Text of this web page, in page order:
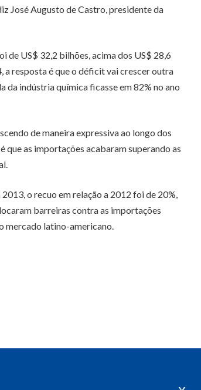
José Augusto de Castro, presidente da
de US$ 32,2 bilhões, acima dos US$ 28,6
a resposta é que o déficit vai crescer outra
da indústria química ficasse em 82% no ano
de maneira expressiva ao longo dos
as importações acabaram superando as
o recuo em relação a 2012 foi de 20%,
barreiras contra as importações
mercado latino-americano.